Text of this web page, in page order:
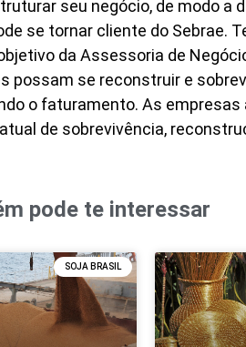
seu negócio, de modo a
se tornar cliente do Sebrae.
da Assessoria de
possam se reconstruir e
o faturamento. As
de sobrevivência,
pode te interessar
SOJA BRASIL